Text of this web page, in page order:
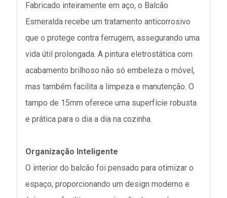
Fabricado inteiramente em aço, o Balcão
Esmeralda recebe um tratamento anticorrosivo
que o protege contra ferrugem, assegurando uma
vida útil prolongada. A pintura eletrostática com
acabamento brilhoso não só embeleza o móvel,
mas também facilita a limpeza e manutenção. O
tampo de 15mm oferece uma superfície robusta
e prática para o dia a dia na cozinha.
Organização Inteligente
O interior do balcão foi pensado para otimizar o
espaço, proporcionando um design moderno e